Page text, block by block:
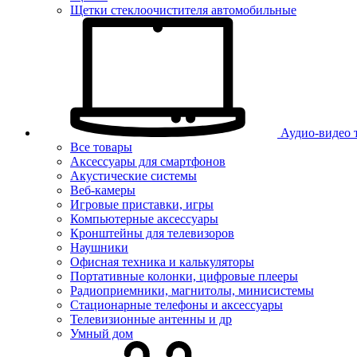
Щетки стеклоочистителя автомобильные
Аудио-видео
Все товары
Аксессуары для смартфонов
Акустические системы
Веб-камеры
Игровые приставки, игры
Компьютерные аксессуары
Кронштейны для телевизоров
Наушники
Офисная техника и калькуляторы
Портативные колонки, цифровые плееры
Радиоприемники, магнитолы, минисистемы
Стационарные телефоны и аксессуары
Телевизионные антенны и др
Умный дом